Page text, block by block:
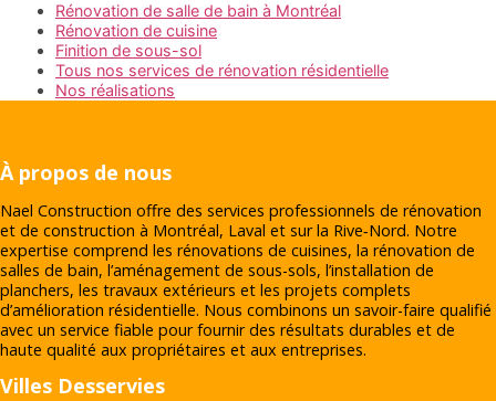
Rénovation de salle de bain à Montréal
Rénovation de cuisine
Finition de sous-sol
Tous nos services de rénovation résidentielle
Nos réalisations
À propos de nous
Nael Construction offre des services professionnels de rénovation
et de construction à Montréal, Laval et sur la Rive‑Nord. Notre
expertise comprend les rénovations de cuisines, la rénovation de
salles de bain, l’aménagement de sous-sols, l’installation de
planchers, les travaux extérieurs et les projets complets
d’amélioration résidentielle. Nous combinons un savoir-faire qualifié
avec un service fiable pour fournir des résultats durables et de
haute qualité aux propriétaires et aux entreprises.
Villes Desservies